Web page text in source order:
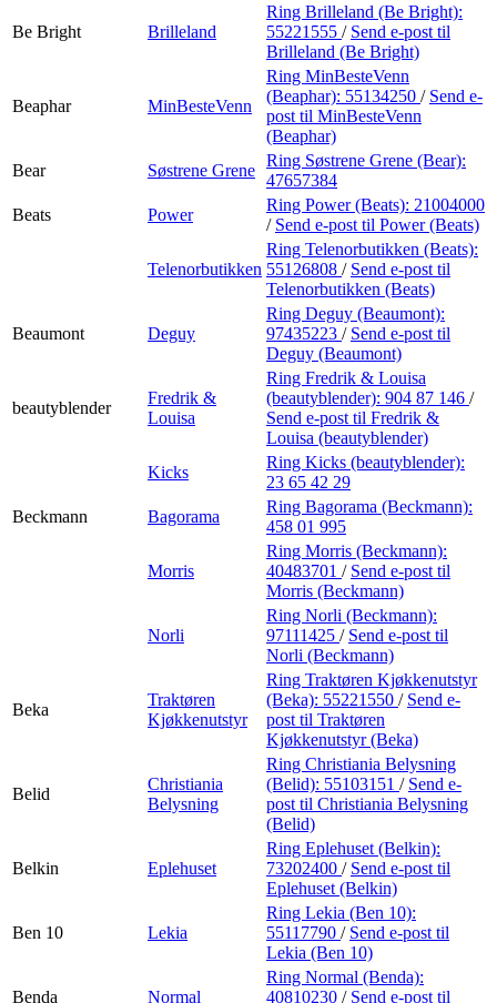
Be Bright Brilleland
Ring Brilleland (Be Bright):
55221555 / Send e-post til
Brilleland (Be Bright)
Beaphar MinBesteVenn
Ring MinBesteVenn
(Beaphar): 55134250 / Send e-
post til MinBesteVenn
(Beaphar)
Bear
Søstrene Grene
Ring Søstrene Grene (Bear):
47657384
Beats
Power
Ring Power (Beats): 21004000
/ Send e-post til Power (Beats)
Telenorbutikken
Ring Telenorbutikken (Beats):
55126808 / Send e-post til
Telenorbutikken (Beats)
Beaumont Deguy
Ring Deguy (Beaumont):
97435223 / Send e-post til
Deguy (Beaumont)
beautyblender
Fredrik &
Louisa
Ring Fredrik & Louisa
(beautyblender): 904 87 146 /
Send e-post til Fredrik &
Louisa (beautyblender)
Kicks
Ring Kicks (beautyblender):
23 65 42 29
Beckmann
Bagorama
Ring Bagorama (Beckmann):
458 01 995
Morris
Ring Morris (Beckmann):
40483701 / Send e-post til
Morris (Beckmann)
Norli
Ring Norli (Beckmann):
97111425 / Send e-post til
Norli (Beckmann)
Beka
Traktøren
Kjøkkenutstyr
Ring Traktøren Kjøkkenutstyr
(Beka): 55221550 / Send e-
post til Traktøren
Kjøkkenutstyr (Beka)
Belid
Christiania
Belysning
Ring Christiania Belysning
(Belid): 55103151 / Send e-
post til Christiania Belysning
(Belid)
Belkin Eplehuset
Ring Eplehuset (Belkin):
73202400 / Send e-post til
Eplehuset (Belkin)
Ben 10 Lekia
Ring Lekia (Ben 10):
55117790 / Send e-post til
Lekia (Ben 10)
Benda Normal
Ring Normal (Benda):
40810230 / Send e-post til